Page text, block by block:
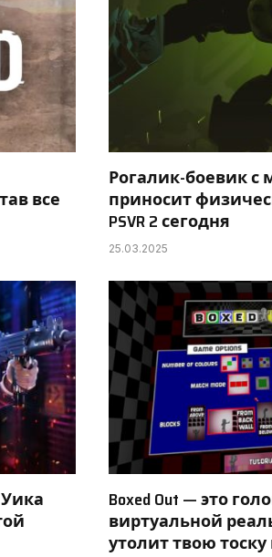
все
Рогалик-боевик с
приносит
PSVR 2 сегодня
25.03.2025
Boxed Out — это
виртуальной
утолит твою тоску